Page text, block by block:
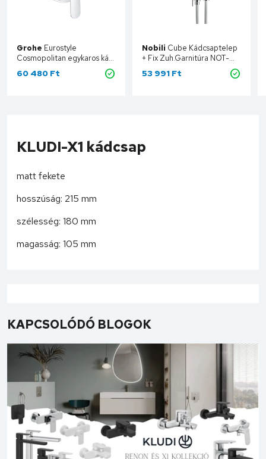
Grohe Eurostyle
Cosmopolitan egykaros kád
csaptelep falsíkon kívüli
19506002
60 480 Ft
Nobili Cube Kádcsaptelep
+ Fix Zuh.Garnitúra NOT-
CB00510CR
53 991 Ft
KLUDI-X1 kádcsap
matt fekete
hosszúság: 215 mm
szélesség: 180 mm
magasság: 105 mm
KAPCSOLÓDÓ BLOGOK